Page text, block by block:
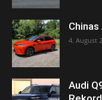
4. August
Audi